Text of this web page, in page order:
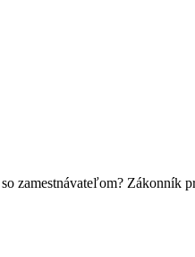
Zákonník